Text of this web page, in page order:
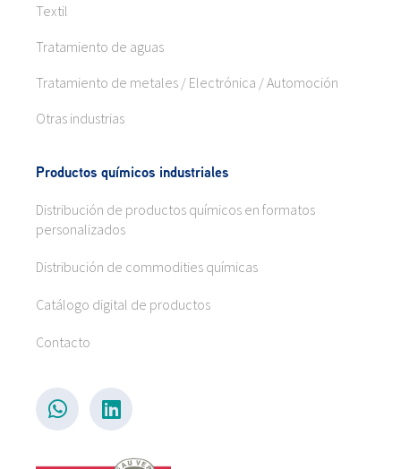
Textil
Tratamiento de aguas
Tratamiento de metales / Electrónica / Automoción
Otras industrias
Productos químicos industriales
Distribución de productos químicos en formatos
personalizados
Distribución de commodities químicas
Catálogo digital de productos
Contacto